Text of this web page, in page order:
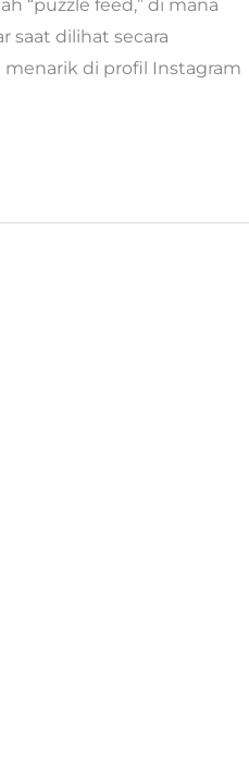
“puzzle feed,” di mana
saat dilihat secara
di profil Instagram